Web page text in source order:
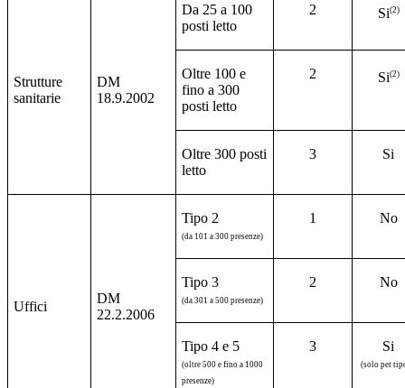
Strutture
sanitarie
DM
18.9.2002
Da 25 a 100
posti letto
2 Si(2)
Oltre 100 e
fino a 300
posti letto
2 Si(2)
Oltre 300 posti
letto
3 Si
Uffici
DM
22.2.2006
Tipo 2
(da 101 a 300 presenze)
1 No
Tipo 3
(da 301 a 500 presenze)
2 No
Tipo 4 e 5
(oltre 500 e fino a 1000
presenze)
3 Si
(solo per